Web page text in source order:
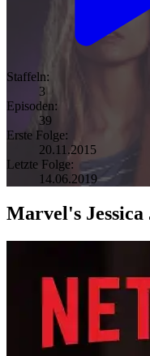
Staffeln:
3
Episoden:
39
Erste Folge:
20.11.2015
Letzte Folge:
14.06.2019
Marvel's